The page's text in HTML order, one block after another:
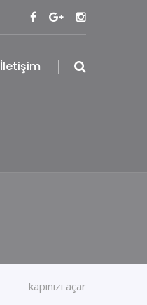
İletişim
kapınızı açar